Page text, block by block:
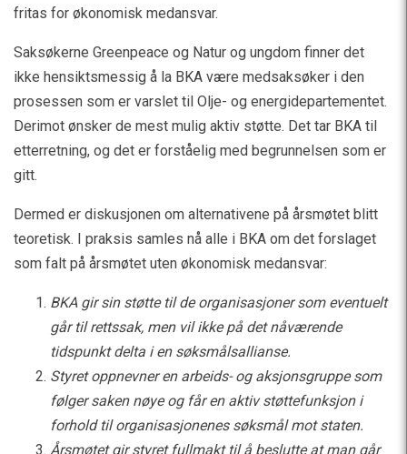
fritas for økonomisk medansvar.
Saksøkerne Greenpeace og Natur og ungdom finner det
ikke hensiktsmessig å la BKA være medsaksøker i den
prosessen som er varslet til Olje- og energidepartementet.
Derimot ønsker de mest mulig aktiv støtte. Det tar BKA til
etterretning, og det er forståelig med begrunnelsen som er
gitt.
Dermed er diskusjonen om alternativene på årsmøtet blitt
teoretisk. I praksis samles nå alle i BKA om det forslaget
som falt på årsmøtet uten økonomisk medansvar:
BKA gir sin støtte til de organisasjoner som eventuelt
går til rettssak, men vil ikke på det nåværende
tidspunkt delta i en søksmålsallianse.
Styret oppnevner en arbeids- og aksjonsgruppe som
følger saken nøye og får en aktivstøttefunksjon i
forhold til organisasjonenes søksmål mot staten.
Årsmøtet gir styret fullmakt til å beslutte at man går